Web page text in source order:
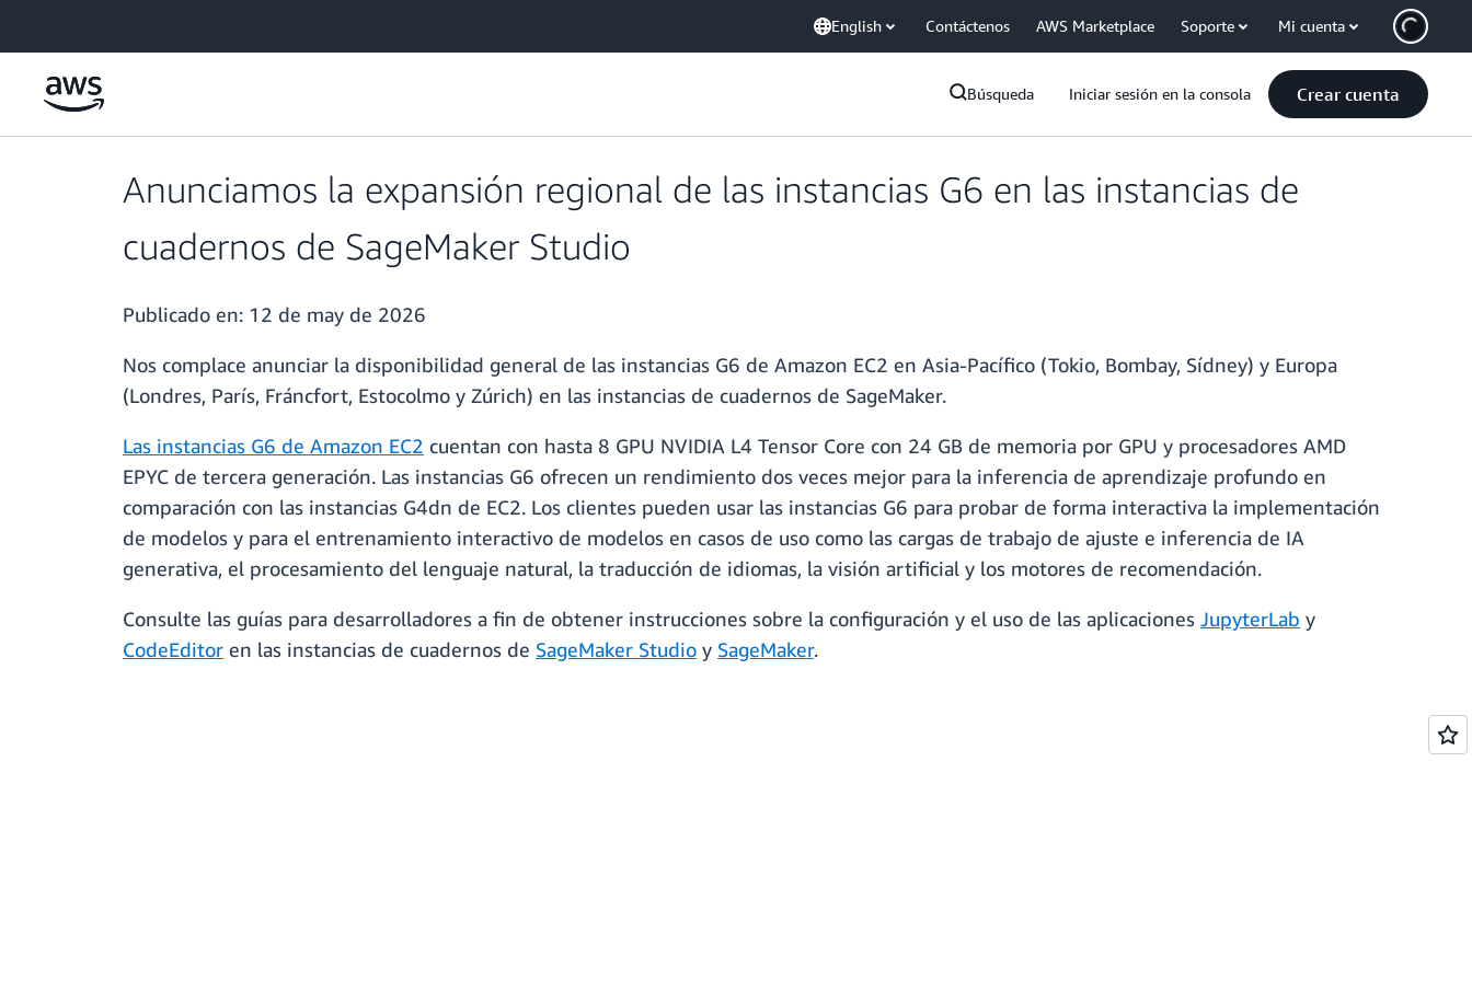
English Contáctenos AWS Marketplace Soporte Mi cuenta
Búsqueda Iniciar sesión en la consola Crear cuenta
Anunciamos la expansión regional de las instancias G6 en las instancias de
cuadernos de SageMaker Studio
Publicado en: 12 de may de 2026
Nos complace anunciar la disponibilidad general de las instancias G6 de Amazon EC2 en Asia-Pacífico (Tokio, Bombay, Sídney) y Europa
(Londres, París, Fráncfort, Estocolmo y Zúrich) en las instancias de cuadernos de SageMaker.
Las instancias G6 de Amazon EC2 cuentan con hasta 8 GPU NVIDIA L4 Tensor Core con 24 GB de memoria por GPU y procesadores AMD
EPYC de tercera generación. Las instancias G6 ofrecen un rendimiento dos veces mejor para la inferencia de aprendizaje profundo en
comparación con las instancias G4dn de EC2. Los clientes pueden usar las instancias G6 para probar de forma interactiva la implementación
de modelos y para el entrenamiento interactivo de modelos en casos de uso como las cargas de trabajo de ajuste e inferencia de IA
generativa, el procesamiento del lenguaje natural, la traducción de idiomas, la visión artificial y los motores de recomendación.
Consulte las guías para desarrolladores a fin de obtener instrucciones sobre la configuración y el uso de las aplicaciones JupyterLab y
CodeEditor en las instancias de cuadernos de SageMaker Studio y SageMaker.